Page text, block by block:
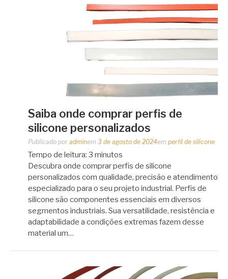
Saiba onde comprar perfis de
silicone personalizados
Publicado por adminem 3 de agosto de 2024em perfil de silicone
Tempo de leitura: 3 minutos
Descubra onde comprar perfis de silicone
personalizados com qualidade, precisão e atendimento
especializado para o seu projeto industrial. Perfis de
silicone são componentes essenciais em diversos
segmentos industriais. Sua versatilidade, resistência e
adaptabilidade a condições extremas fazem desse
material um…